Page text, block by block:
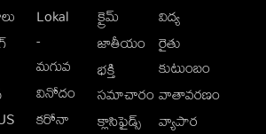
Lokal
-
మగువ
వినోదం
కరోనా
క్రైమ్
జాతీయం
భక్తి
సమాచారం
క్లాసిఫైడ్స్
విద్య
రైతు
కుటుంబం
వాతావరణం
వ్యాపార